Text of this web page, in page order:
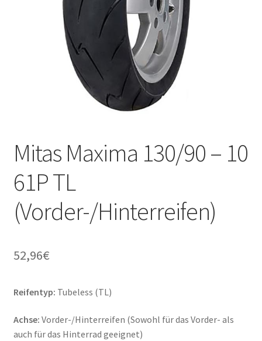
Mitas Maxima 130/90 – 10
61P TL
(Vorder-/Hinterreifen)
52,96€
Reifentyp: Tubeless (TL)
Achse: Vorder-/Hinterreifen (Sowohl für das Vorder- als
auch für das Hinterrad geeignet)